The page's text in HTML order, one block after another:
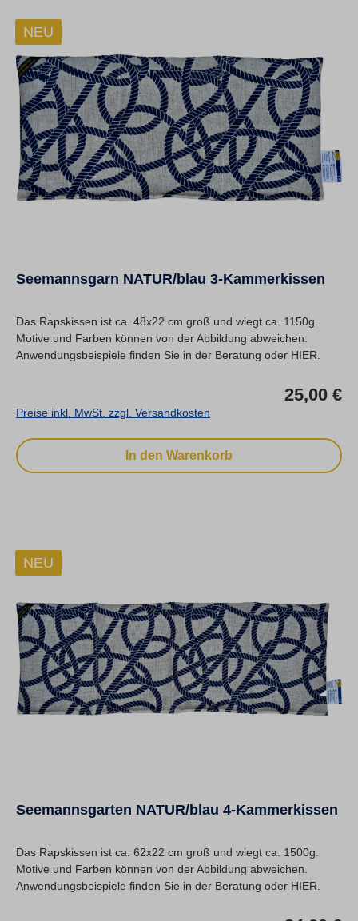
NEU
Seemannsgarn NATUR/blau 3-Kammerkissen
Das Rapskissen ist ca. 48x22 cm groß und wiegt ca. 1150g.
Motive und Farben können von der Abbildung abweichen.
Anwendungsbeispiele finden Sie in der Beratung oder HIER.
25,00 €
Preise inkl. MwSt. zzgl. Versandkosten
In den Warenkorb
NEU
Seemannsgarten NATUR/blau 4-Kammerkissen
Das Rapskissen ist ca. 62x22 cm groß und wiegt ca. 1500g.
Motive und Farben können von der Abbildung abweichen.
Anwendungsbeispiele finden Sie in der Beratung oder HIER.